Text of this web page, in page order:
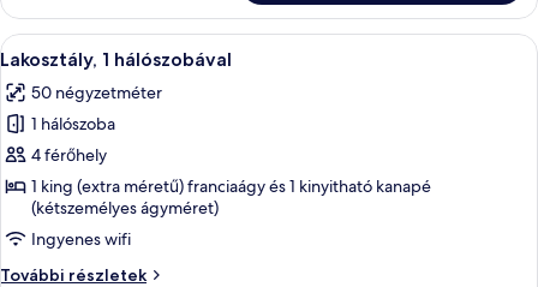
Room)
(King
Room)
további
A
következő
szoba
összes
képének
megtekintése:
Lakosztály,
1
hálószobával
Egy hangulatos nappali, melyben
4
Lakosztály, 1 hálószobával
50 négyzetméter
1 hálószoba
4 férőhely
1 king (extra méretű) franciaágy és 1 kinyitható kanapé
(kétszemélyes ágyméret)
Ingyenes wifi
További részletek
Lakosztály,